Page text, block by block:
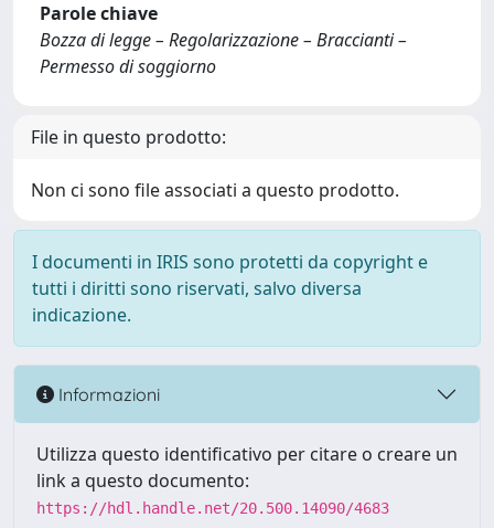
Parole chiave
Bozza di legge – Regolarizzazione – Braccianti –
Permesso di soggiorno
File in questo prodotto:
Non ci sono file associati a questo prodotto.
I documenti in IRIS sono protetti da copyright e
tutti i diritti sono riservati, salvo diversa
indicazione.
Informazioni
Utilizza questo identificativo per citare o creare un
link a questo documento:
https://hdl.handle.net/20.500.14090/4683